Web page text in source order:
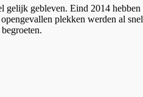
gebleven. Eind 2014
plekken werden al